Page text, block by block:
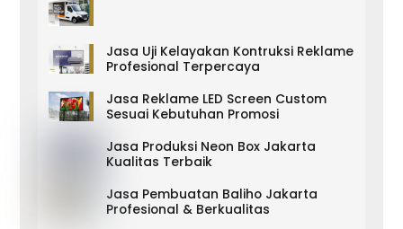
Jasa Uji Kelayakan Kontruksi Reklame
Profesional Terpercaya
Jasa Reklame LED Screen Custom
Sesuai Kebutuhan Promosi
Jasa Produksi Neon Box Jakarta
Kualitas Terbaik
Jasa Pembuatan Baliho Jakarta
Profesional & Berkualitas